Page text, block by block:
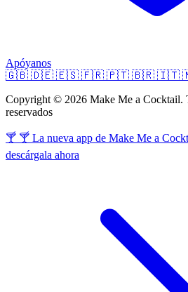
Apóyanos
🇬🇧 🇩🇪 🇪🇸 🇫🇷 🇵🇹 🇧🇷 🇮🇹
Copyright © 2026 Make Me a Cocktail.
reservados
🍸 🍸 La nueva app de Make Me a
descárgala ahora